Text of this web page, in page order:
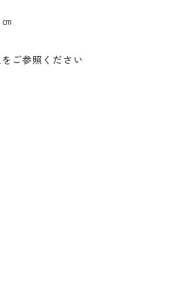
ご参照ください